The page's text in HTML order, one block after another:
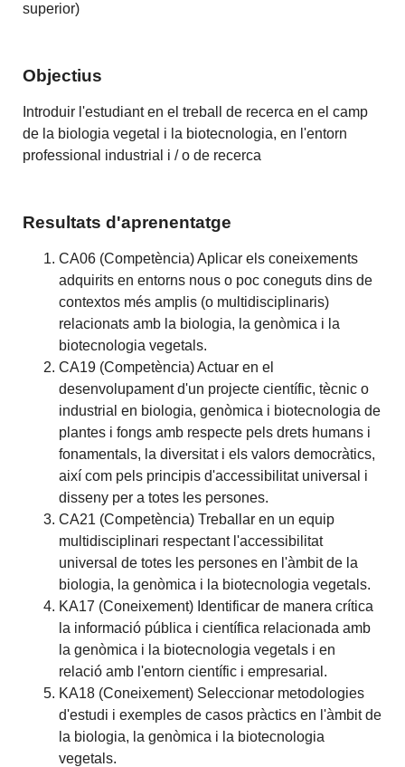
superior)
Objectius
Introduir l'estudiant en el treball de recerca en el camp
de la biologia vegetal i la biotecnologia, en l'entorn
professional industrial i / o de recerca
Resultats d'aprenentatge
CA06 (Competència) Aplicar els coneixements
adquirits en entorns nous o poc coneguts dins de
contextos més amplis (o multidisciplinaris)
relacionats amb la biologia, la genòmica i la
biotecnologia vegetals.
CA19 (Competència) Actuar en el
desenvolupament d'un projecte científic, tècnic o
industrial en biologia, genòmica i biotecnologia de
plantes i fongs amb respecte pels drets humans i
fonamentals, la diversitat i els valors democràtics,
així com pels principis d'accessibilitat universal i
disseny per a totes les persones.
CA21 (Competència) Treballar en un equip
multidisciplinari respectant l'accessibilitat
universal de totes les persones en l'àmbit de la
biologia, la genòmica i la biotecnologia vegetals.
KA17 (Coneixement) Identificar de manera crítica
la informació pública i científica relacionada amb
la genòmica i la biotecnologia vegetals i en
relació amb l'entorn científic i empresarial.
KA18 (Coneixement) Seleccionar metodologies
d'estudi i exemples de casos pràctics en l'àmbit de
la biologia, la genòmica i la biotecnologia
vegetals.